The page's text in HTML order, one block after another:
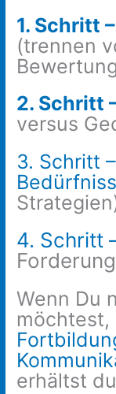
1. Schritt
(trennen
2. Schritt
versus
3. Schritt –
4. Schritt
Wenn Du
möchtest,
erhältst